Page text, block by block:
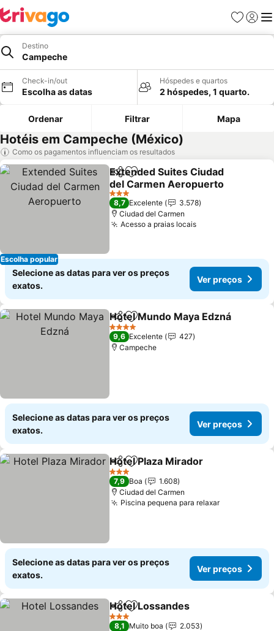
Favoritos
Iniciar
Destino
Campeche
Check-in/out
Escolha as datas
Hóspedes e quartos
2 hóspedes, 1 quarto.
Ordenar Filtrar Mapa
Hotéis em Campeche (México)
Como os pagamentos influenciam os resultados
Escolha popular
PartilharAdicionar aos favoritos
Extended Suites Ciudad
del Carmen Aeropuerto
Ver preços
3 Estrelas
8,7 Excelente
3.578
Ciudad del Carmen
Acesso a praias locaisVer preços
Selecione as datas para ver os preços
exatos.
Ver preços
PartilharAdicionar aos favoritos
Hotel Mundo Maya Edzná
4 Estrelas
9,6 Excelente
427
Campeche
Selecione as datas para ver os preços
exatos.
Ver preços
PartilharAdicionar aos favoritos
Hotel Plaza Mirador
3 Estrelas
7,9 Boa
1.608
Ciudad del Carmen
Piscina pequena para relaxarVer preços
Selecione as datas para ver os preços
exatos.
Ver preços
PartilharAdicionar aos favoritos
Hotel Lossandes
3 Estrelas
8,1 Muito boa
2.053